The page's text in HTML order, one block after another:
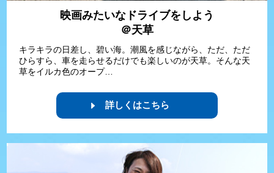
映画みたいなドライブをしよう
＠天草
キラキラの日差し、碧い海。潮風を感じながら、ただ、ただ
ひらすら、車を走らせるだけでも楽しいのが天草。そんな天
草をイルカ色のオープ…
詳しくはこちら